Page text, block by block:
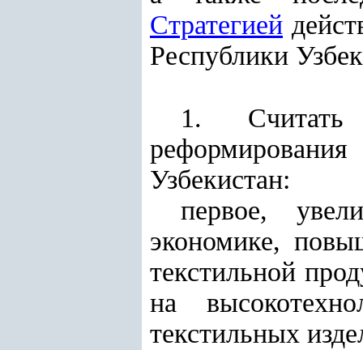
Стратегией
Республики
1. Считать
Узбекистан:
первое,
экономике,
текстильной
на
текстильных